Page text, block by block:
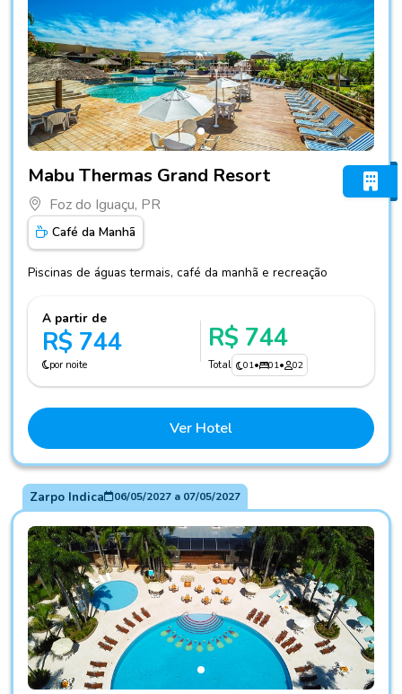
Mabu Thermas Grand Resort
Foz do Iguaçu, PR
Café da Manhã
Piscinas de águas termais, café da manhã e recreação
A partir de
R$ 744
por noite
R$ 744
Total 01• 01• 02
Ver Hotel
Zarpo Indica 06/05/2027a 07/05/2027